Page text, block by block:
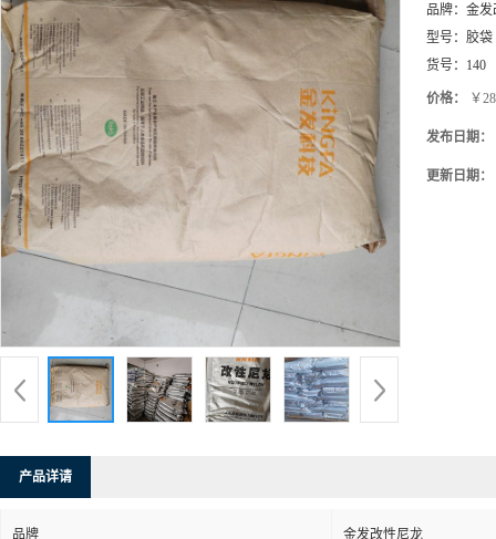
品牌： 金发
型号： 胶袋
货号： 140
价格： ￥
发布日期：
更新日期：
产品详请
品牌 金发改性尼龙